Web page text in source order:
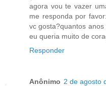
agora vou te vazer
me responda por
vc gosta?quantos
eu queria muito de
Responder
Anônimo 2 de agosto